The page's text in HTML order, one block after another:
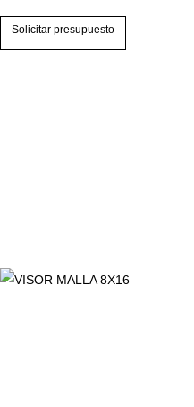
Solicitar presupuesto